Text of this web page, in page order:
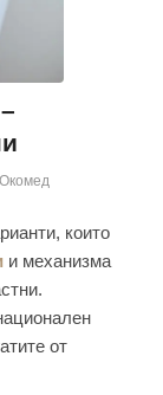
които
и механизма
от